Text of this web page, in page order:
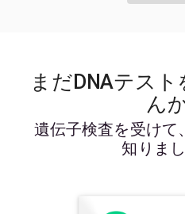
まだDNAテス
ん
遺伝子検査を受けて
知りまし